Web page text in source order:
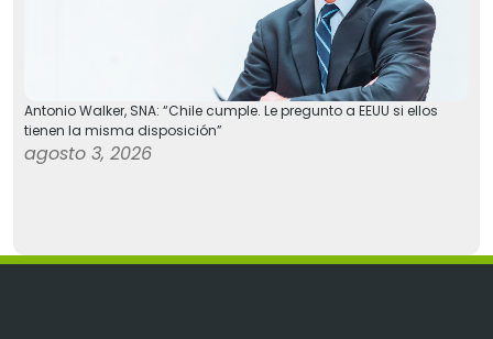
Antonio Walker, SNA: “Chile cumple. Le pregunto a EEUU si ellos
tienen la misma disposición”
agosto 3, 2026